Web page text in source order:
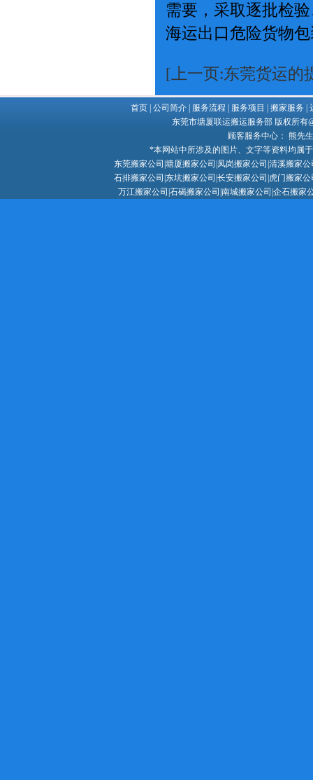
需要，采取逐批检
海运出口危险货物
[上一页:东莞货运的
首页 公司简介 服务流程 服务项目 搬家服务
东莞市塘厦联运搬运服务部 版权所有
顾客服务中心： 熊先
*本网站中所涉及的图片、文字等资料均属
东莞搬家公司 塘厦搬家公司 凤岗搬家公司 清溪搬家公
石排搬家公司|东坑搬家公司|长安搬家公司|虎门搬家
万江搬家公司|石碣搬家公司|南城搬家公司|企石搬家